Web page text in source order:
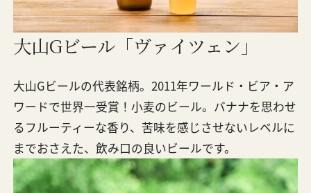
大山Gビール「ヴァイツェン」
大山Gビールの代表銘柄。2011年ワールド・ビア・ア
ワードで世界一受賞！小麦のビール。バナナを思わせ
るフルーティーな香り、苦味を感じさせないレベルに
までおさえた、飲み口の良いビールです。